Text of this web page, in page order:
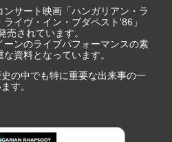
ンサート映画「ハンガリアン・ラ
イヴ・イン・ブダペスト'86」
売されています。
ーンのライブパフォーマンスの素
資料となっています。
の中でも特に重要な出来事の一
す。